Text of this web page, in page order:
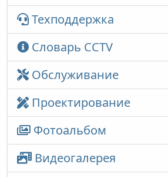
Техподдержка
Словарь CCTV
Обслуживание
Проектирование
Фотоальбом
Видеогалерея